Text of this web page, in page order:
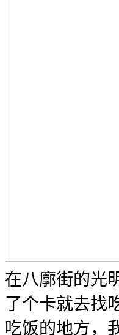
在八廓街的光
了个卡就去找
吃饭的地方，